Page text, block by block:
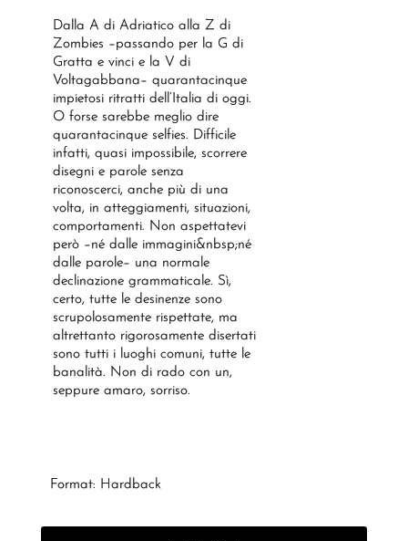
Dalla A di Adriatico alla Z di
Zombies –passando per la G di
Gratta e vinci e la V di
Voltagabbana– quarantacinque
impietosi ritratti dell’Italia di oggi.
O forse sarebbe meglio dire
quarantacinque selfies. Difficile
infatti, quasi impossibile, scorrere
disegni e parole senza
riconoscerci, anche più di una
volta, in atteggiamenti, situazioni,
comportamenti. Non aspettatevi
però –né dalle immagini&nbsp;né
dalle parole– una normale
declinazione grammaticale. Sì,
certo, tutte le desinenze sono
scrupolosamente rispettate, ma
altrettanto rigorosamente disertati
sono tutti i luoghi comuni, tutte le
banalità. Non di rado con un,
seppure amaro, sorriso.
Format: Hardback